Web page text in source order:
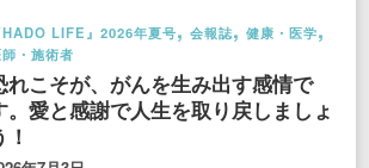
HADO LIFE』2026年夏号 会報誌
健康・医学
・施術者
れこそが、がんを生み出す感情で
。愛と感謝で人生を取り戻しましょ
！